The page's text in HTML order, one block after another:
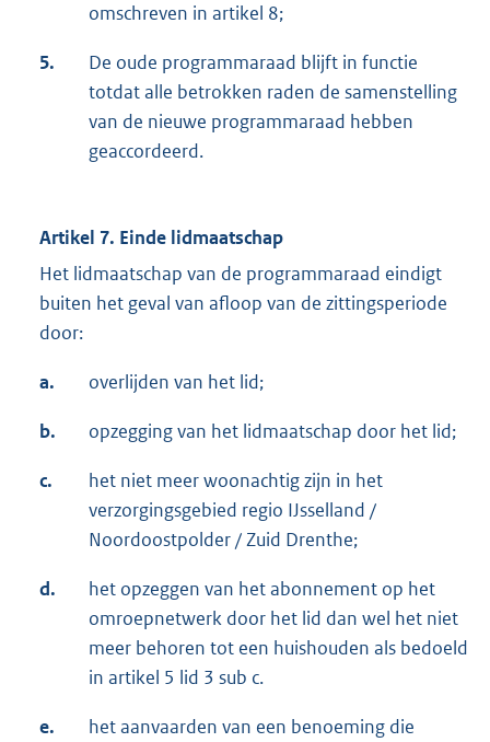
omschreven in artikel 8;
5.
De oude programmaraad blijft in functie
totdat alle betrokken raden de samenstelling
van de nieuwe programmaraad hebben
geaccordeerd.
Artikel 7. Einde lidmaatschap
Het lidmaatschap van de programmaraad eindigt
buiten het geval van afloop van de zittingsperiode
door:
a. overlijden van het lid;
b. opzegging van het lidmaatschap door het lid;
c.
het niet meer woonachtig zijn in het
verzorgingsgebied regio IJsselland /
Noordoostpolder / Zuid Drenthe;
d.
het opzeggen van het abonnement op het
omroepnetwerk door het lid dan wel het niet
meer behoren tot een huishouden als bedoeld
in artikel 5 lid 3 sub c.
e.
het aanvaarden van een benoeming die